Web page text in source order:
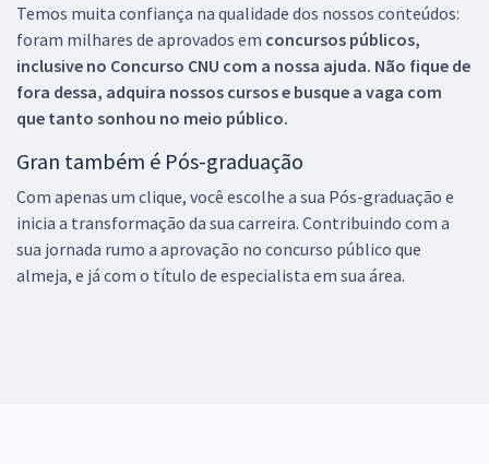
Temos muita confiança na qualidade dos nossos conteúdos:
foram milhares de aprovados em concursos públicos,
inclusive no Concurso CNU com a nossa ajuda. Não fique de
fora dessa, adquira nossos cursos e busque a vaga com
que tanto sonhou no meio público.
Gran também é Pós-graduação
Com apenas um clique, você escolhe a sua Pós-graduação e
inicia a transformação da sua carreira. Contribuindo com a
sua jornada rumo a aprovação no concurso público que
almeja, e já com o título de especialista em sua área.